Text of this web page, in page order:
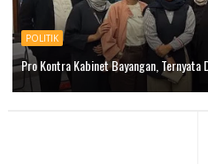
POLITIK
Pro Kontra Kabinet Bayangan,